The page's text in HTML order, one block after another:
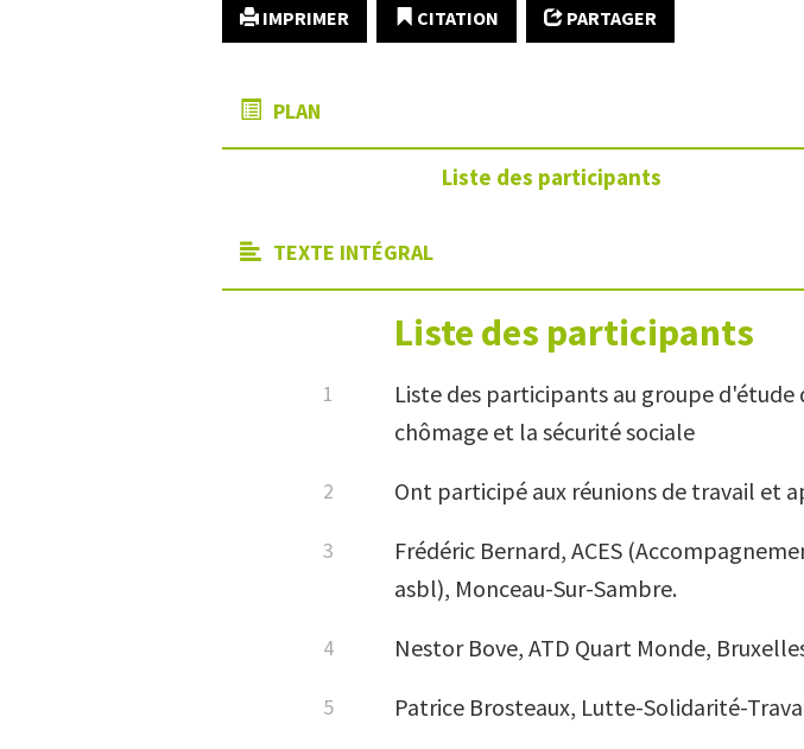
IMPRIMER CITATION PARTAGER
PLAN
Liste des participants
TEXTE INTÉGRAL
Liste des participants
Liste des participants au groupe
chômage et la sécurité sociale
Ont participé aux réunions de travail et
Frédéric Bernard, ACES
asbl), Monceau-Sur-Sambre.
Nestor Bove, ATD Quart Monde,
Patrice Brosteaux, Lutte-Solidarité-